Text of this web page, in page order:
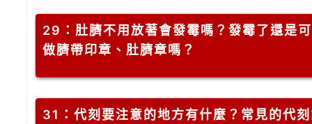
29 ：肚臍不用放著會發霉嗎？發霉了還是
做臍帶印章、肚臍章嗎？
31 ：代刻要注意的地方有什麼？常見的代